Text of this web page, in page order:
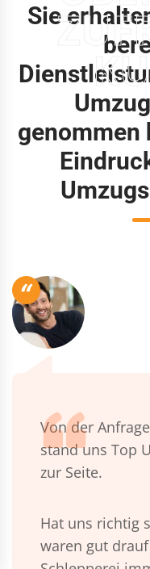
Sie
genommen
“
Von der
stand uns Top
zur Seite.
Hat uns richtig
waren gut